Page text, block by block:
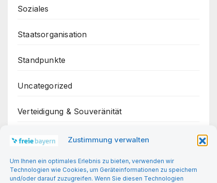
Zustimmung verwalten
Um Ihnen ein optimales Erlebnis zu bieten, verwenden wir
Technologien wie Cookies, um Geräteinformationen zu speichern
und/oder darauf zuzugreifen. Wenn Sie diesen Technologien
Soziales
Staatsorganisation
Standpunkte
Uncategorized
Verteidigung & Souveränität
Wirtschaft & Finanzen
Zukunftsprogramm